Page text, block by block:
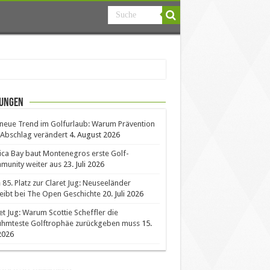
Trend im Golfurlaub: Warum Prävention
verändert 4. August 2026
Bay baut Montenegros erste Golf-
weiter aus 23. Juli 2026
85. Platz zur Claret Jug: Neuseeländer
bei The Open Geschichte 20. Juli 2026
Jug: Warum Scottie Scheffler die
Golftrophäe zurückgeben muss 15.